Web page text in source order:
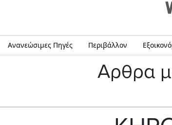
Ανανεώσιμες Πηγές Περιβάλλον
Αρθρα